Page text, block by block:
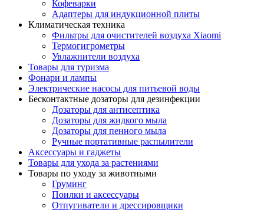
Кофеварки
Адаптеры для индукционной плиты
Климатическая техника
Фильтры для очистителей воздуха Xiaomi
Термогигрометры
Увлажнители воздуха
Товары для туризма
Фонари и лампы
Электрические насосы для питьевой воды
Бесконтактные дозаторы для дезинфекции
Дозаторы для антисептика
Дозаторы для жидкого мыла
Дозаторы для пенного мыла
Ручные портативные распылители
Аксессуары и гаджеты
Товары для ухода за растениями
Товары по уходу за животными
Груминг
Поилки и аксессуары
Отпугиватели и дрессировщики